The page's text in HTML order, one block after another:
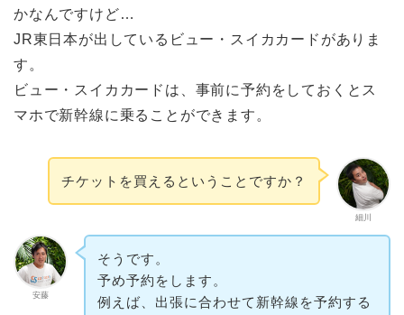
かなんですけど…
JR東日本が出しているビュー・スイカカードがありま
す。
ビュー・スイカカードは、事前に予約をしておくとス
マホで新幹線に乗ることができます。
細川
チケットを買えるということですか？
安藤
そうです。
予め予約をします。
例えば、出張に合わせて新幹線を予約する